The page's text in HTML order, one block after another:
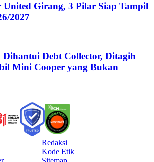
United Girang, 3 Pilar Siap Tampil
2027
Dihantui Debt Collector, Ditagih
Mini Cooper yang Bukan
Redaksi
Kode Etik